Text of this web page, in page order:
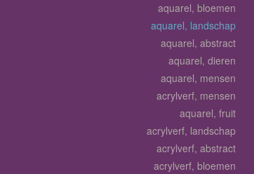
aquarel, bloemen
aquarel, landschap
aquarel, abstract
aquarel, dieren
aquarel, mensen
acrylverf, mensen
aquarel, fruit
acrylverf, landschap
acrylverf, abstract
acrylverf, bloemen